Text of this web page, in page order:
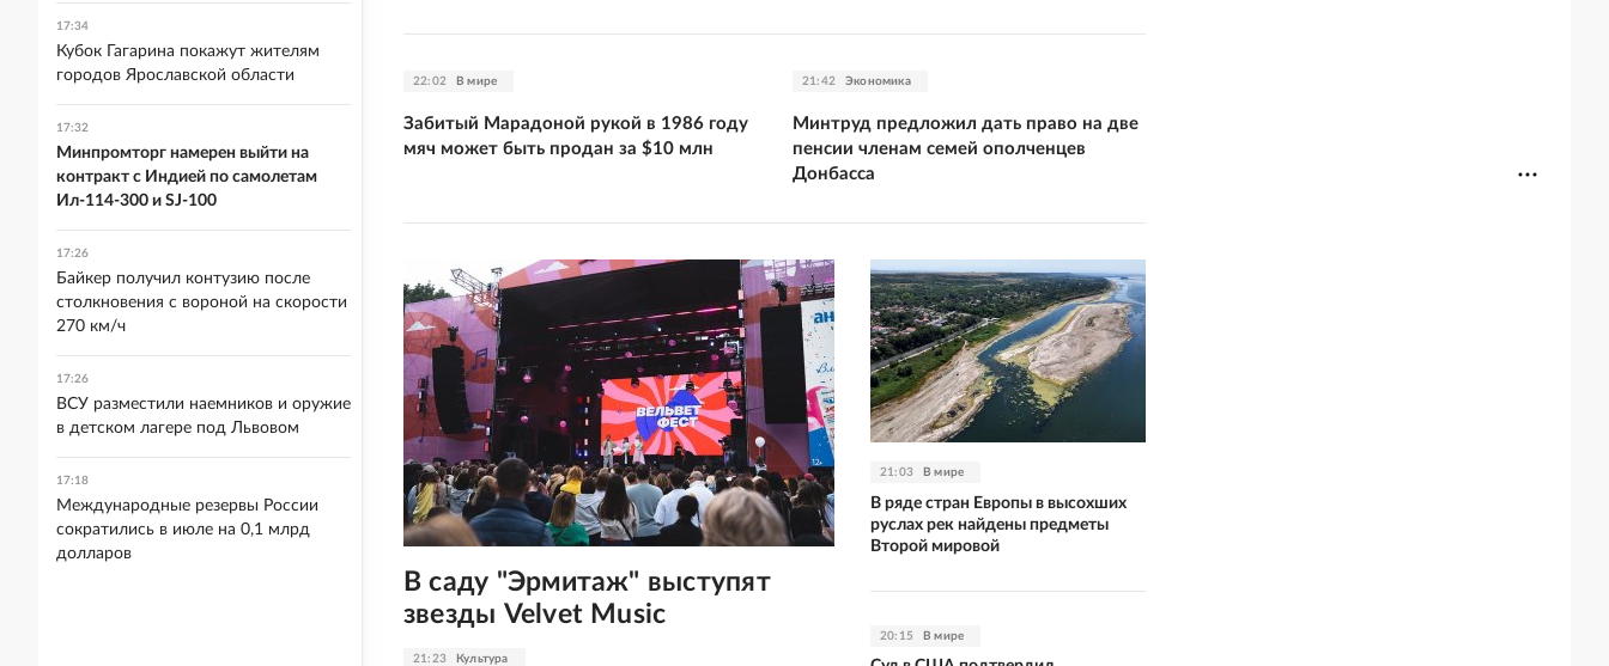
22:02 В мире
Забитый Марадоной рукой в 1986 году
мяч может быть продан за $10 млн
21:42 Экономика
Минтруд предложил дать право на две
пенсии членам семей ополченцев
Донбасса
21:23 Культура
В саду "Эрмитаж" выступят
звезды Velvet Music
21:03 В мире
В ряде стран Европы в высохших
руслах рек найдены предметы
Второй мировой
20:15 В мире
17:34
Кубок Гагарина покажут жителям
городов Ярославской области
17:32
Минпромторг намерен выйти на
контракт с Индией по самолетам
Ил-114-300 и SJ-100
17:26
Байкер получил контузию после
столкновения с вороной на скорости
270 км/ч
17:26
ВСУ разместили наемников и оружие
в детском лагере под Львовом
17:18
Международные резервы России
сократились в июле на 0,1 млрд
долларов